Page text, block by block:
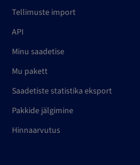
Tellimuste import
API
Minu saadetise
Mu pakett
Saadetiste statistika eksport
Pakkide jälgimine
Hinnaarvutus